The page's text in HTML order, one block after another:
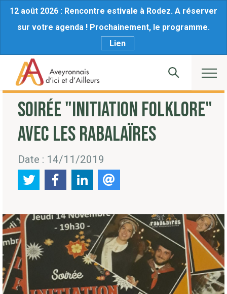
12 août 2026 : Rencontre estivale à Rodez. A réserver
sur votre agenda ! Prochainement, le programme.
Lien
SOIRÉE "INITIATION FOLKLORE"
AVEC LES RABALAÏRES
Date : 14/11/2019